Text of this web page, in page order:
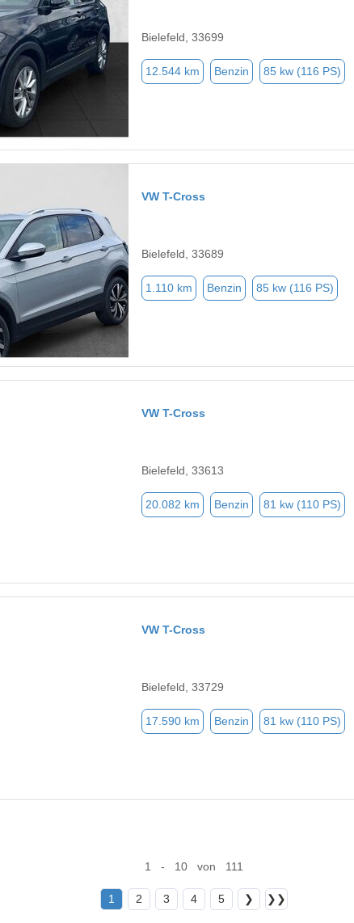
Bielefeld, 33699
12.544 km Benzin 85 kw (116 PS)
VW T-Cross
Bielefeld, 33689
1.110 km Benzin 85 kw (116 PS)
VW T-Cross
Bielefeld, 33613
20.082 km Benzin 81 kw (110 PS)
VW T-Cross
Bielefeld, 33729
17.590 km Benzin 81 kw (110 PS)
1 - 10 von 111
1 2 3 4 5 ❯ ❯❯